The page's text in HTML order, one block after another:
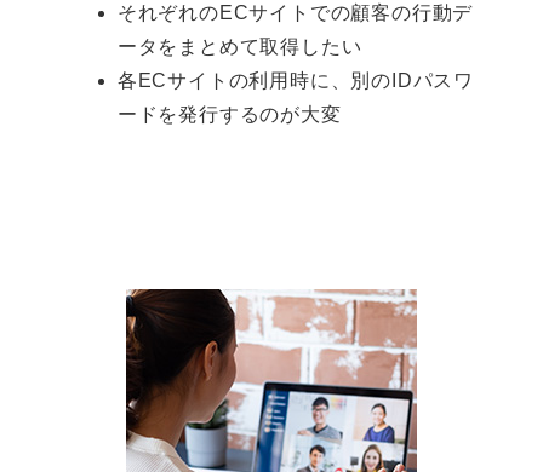
それぞれのECサイトでの顧客の行動デ
ータをまとめて取得したい
各ECサイトの利用時に、別のIDパスワ
ードを発行するのが大変